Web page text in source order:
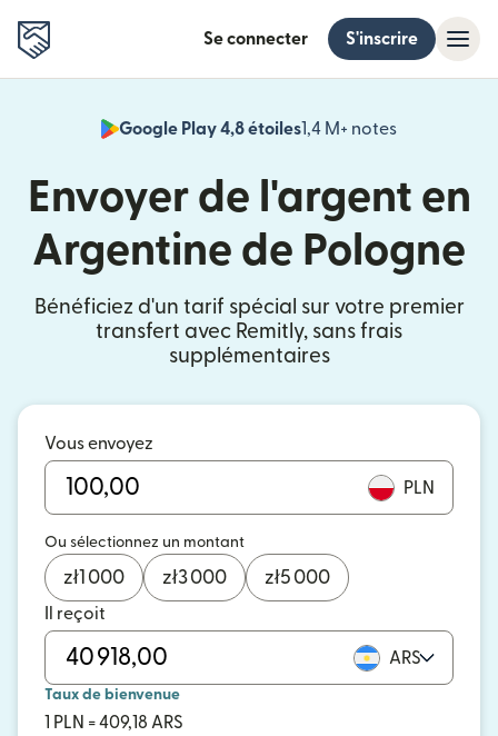
Se connecter S'inscrire
Google Play 4,8 étoiles1,4 M+ notes
Envoyer de l'argent en
Argentine de Pologne
Bénéficiez d'un tarif spécial sur votre premier
transfert avec Remitly, sans frais
supplémentaires
Vous envoyez
PLN
Ou sélectionnez un montant
zł1 000 zł3 000 zł5 000
Il reçoit
ARS
Taux de bienvenue
1 PLN = 409,18 ARS